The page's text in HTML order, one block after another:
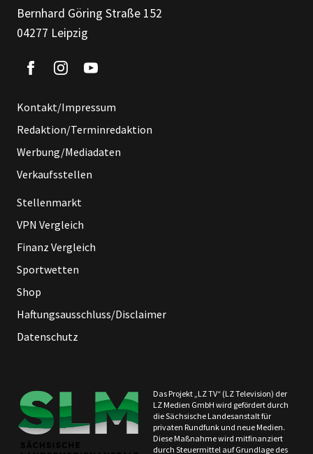
Bernhard Göring Straße 152
04277 Leipzig
Kontakt/Impressum
Redaktion/Terminredaktion
Werbung/Mediadaten
Verkaufsstellen
Stellenmarkt
VPN Vergleich
Finanz Vergleich
Sportwetten
Shop
Haftungsausschluss/Disclaimer
Datenschutz
Das Projekt „LZ TV“ (LZ Television) der
LZ Medien GmbH wird gefördert durch
die Sächsische Landesanstalt für
privaten Rundfunk und neue Medien.
Diese Maßnahme wird mitfinanziert
durch Steuermittel auf Grundlage des